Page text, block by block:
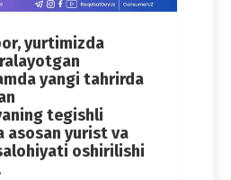
yurtimizda
yangi tahrirda
tegishli
asosan yurist va
oshirilishi